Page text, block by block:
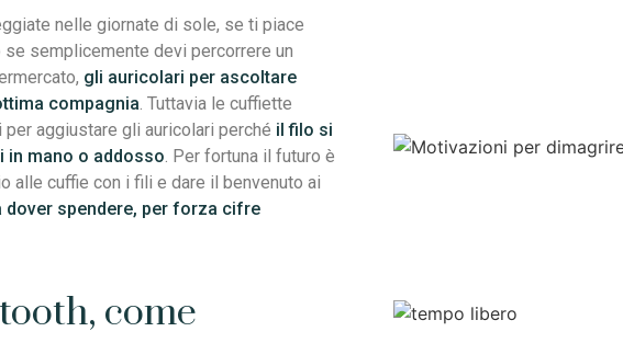
nelle giornate di sole, se ti piace
semplicemente devi percorrere un
gli auricolari per ascoltare
compagnia. Tuttavia le cuffiette
aggiustare gli auricolari perché il filo si
in mano o addosso. Per fortuna il futuro è
alle cuffie con i fili e dare il benvenuto ai
spendere, per forza cifre
come